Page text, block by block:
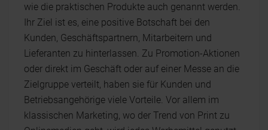
wie die praktischen Produkte auch genannt werden.
Ihr Ziel ist es, eine positive Botschaft bei den
Kunden, Geschäftspartnern, Mitarbeitern und
Lieferanten zu hinterlassen. Zu Promotion-Aktionen
oder direkt im Geschäft oder auf einer Messe an die
Zielgruppe verteilt, haben sie für Kunden und
Betriebsangehörige viele Vorteile. Vor allem im
klassischen Marketing, wo der Trend von Print zu